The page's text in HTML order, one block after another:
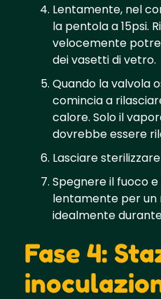
Lentamente, nel
la pentola a 15psi.
velocemente
dei vasetti di vetro.
Quando la valvola
comincia a
calore. Solo il
dovrebbe essere
Lasciare
Spegnere il fuoco
lentamente per un
idealmente
Fase 4: